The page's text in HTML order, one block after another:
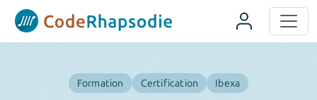
Formation Certification Ibexa
Panneau de gestion des cookies